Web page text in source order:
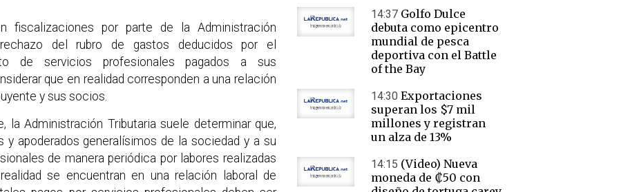
fiscalizaciones por parte de la Administración
del rubro de gastos deducidos por el
de servicios profesionales pagados a sus
que en realidad corresponden a una relación
y sus socios.
la Administración Tributaria suele determinar que,
apoderados generalísimos de la sociedad y a su
de manera periódica por labores realizadas
se encuentran en una relación laboral de
14:37 Golfo Dulce
debuta como epicentro
mundial de pesca
deportiva con el Battle
of the Bay
14:30 Exportaciones
superan los $7 mil
millones y registran
un alza de 13%
14:15 (Video) Nueva
moneda de ₡50 con